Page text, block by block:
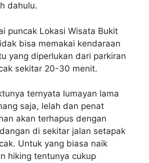
dahulu.
puncak Lokasi Wisata Bukit
bisa memakai kendaraan
yang diperlukan dari parkiran
sekitar 20-30 menit.
ternyata lumayan lama
saja, lelah dan penat
akan terhapus dengan
di sekitar jalan setapak
Untuk yang biasa naik
hiking tentunya cukup